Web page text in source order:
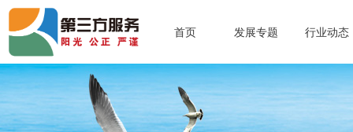
首页 发展专题 行业动态